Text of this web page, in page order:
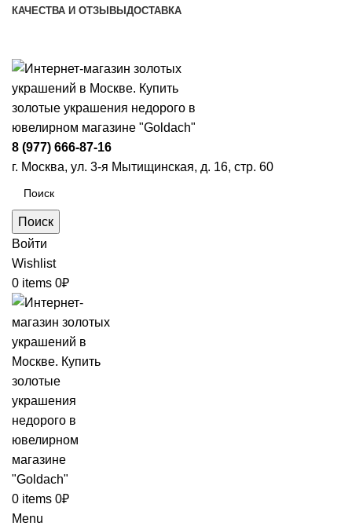
КАЧЕСТВА И ОТЗЫВЫ ДОСТАВКА
8 (977) 666-87-16
г. Москва, ул. 3-я Мытищинская, д. 16, стр. 60
Поиск
Войти
Wishlist
0 items 0₽
0 items 0₽
Menu